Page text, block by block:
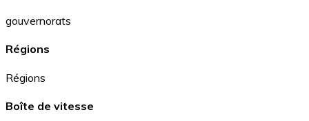
gouvernorats
Régions
Régions
Boîte de vitesse